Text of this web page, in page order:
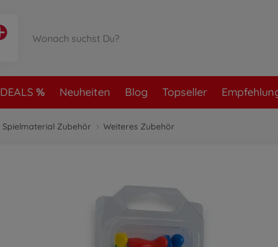
DEALS Neuheiten Blog Topseller
Spielmaterial Zubehör Weiteres Zubehör